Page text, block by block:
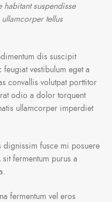
suspendisse
tellus
dis suscipit
vestibulum eget a
convallis volutpat porttitor
odio a dolor torquent
ullamcorper imperdiet
dignissim fusce mi posuere
fermentum purus a
fermentum vel eros